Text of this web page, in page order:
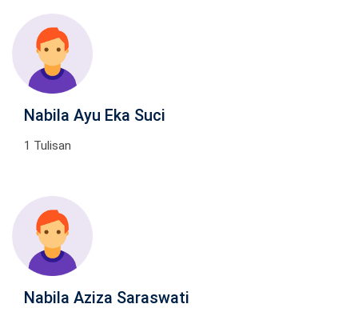
Nabila Ayu Eka Suci
1 Tulisan
Nabila Aziza Saraswati